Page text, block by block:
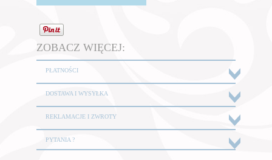
ZOBACZ WIĘCEJ:
PŁATNOŚCI
DOSTAWA I WYSYŁKA
REKLAMACJE I ZWROTY
PYTANIA ?